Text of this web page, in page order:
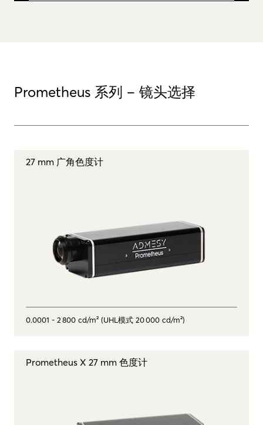
Prometheus 系列 – 镜头选择
27 mm 广角色度计
0.0001 - 2 800 cd/m² (UHL模式 20 000 cd/m²)
Prometheus X 27 mm 色度计